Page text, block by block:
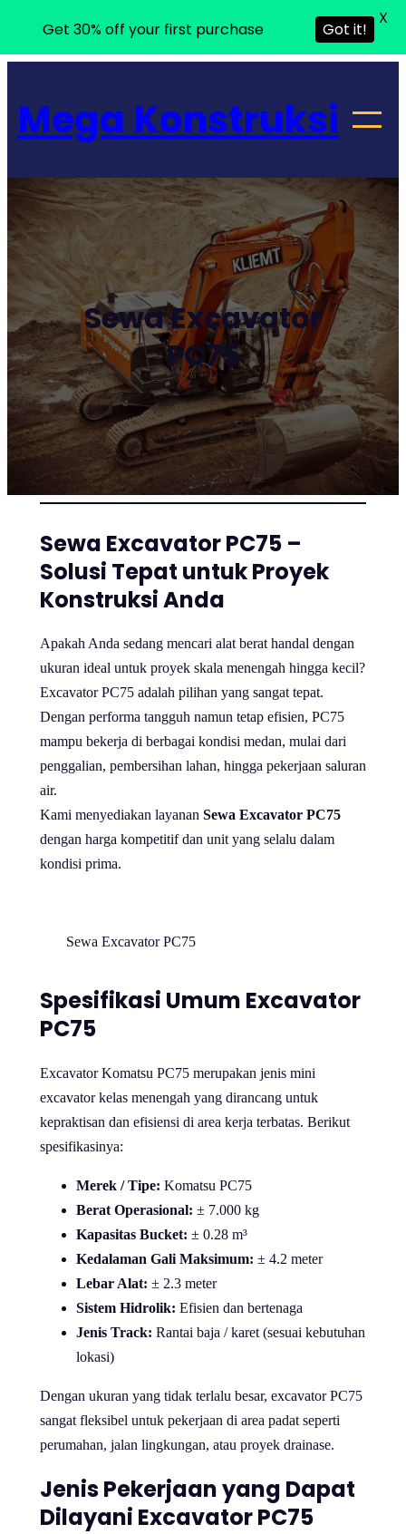
konten
Mega Konstruksi
Sewa Excavator
PC75
Sewa Excavator PC75 –
Solusi Tepat untuk Proyek
Konstruksi Anda
Apakah Anda sedang mencari alat berat handal dengan
ukuran ideal untuk proyek skala menengah hingga kecil?
Excavator PC75 adalah pilihan yang sangat tepat.
Dengan performa tangguh namun tetap efisien, PC75
mampu bekerja di berbagai kondisi medan, mulai dari
penggalian, pembersihan lahan, hingga pekerjaan saluran
air.
Kami menyediakan layanan Sewa Excavator PC75
dengan harga kompetitif dan unit yang selalu dalam
kondisi prima.
Sewa Excavator PC75
Spesifikasi Umum Excavator
PC75
Excavator Komatsu PC75 merupakan jenis mini
excavator kelas menengah yang dirancang untuk
kepraktisan dan efisiensi di area kerja terbatas. Berikut
spesifikasinya:
Merek / Tipe: Komatsu PC75
Berat Operasional: ± 7.000 kg
Kapasitas Bucket: ± 0.28 m³
Kedalaman Gali Maksimum: ± 4.2 meter
Lebar Alat: ± 2.3 meter
Sistem Hidrolik: Efisien dan bertenaga
Jenis Track: Rantai baja / karet (sesuai kebutuhan
lokasi)
Dengan ukuran yang tidak terlalu besar, excavator PC75
sangat fleksibel untuk pekerjaan di area padat seperti
perumahan, jalan lingkungan, atau proyek drainase.
Jenis Pekerjaan yang Dapat
Dilayani Excavator PC75
Get 30% off your first purchase Got it!
X